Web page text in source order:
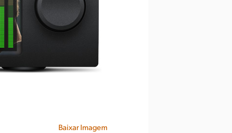
Baixar Imagem